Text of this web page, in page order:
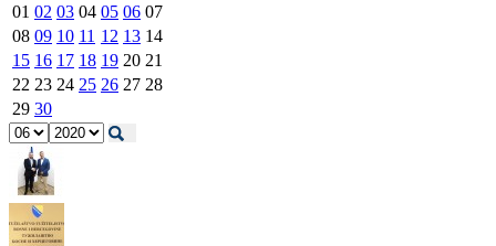
01 02 03 04 05 06 07
08 09 10 11 12 13 14
15 16 17 18 19 20 21
22 23 24 25 26 27 28
29 30